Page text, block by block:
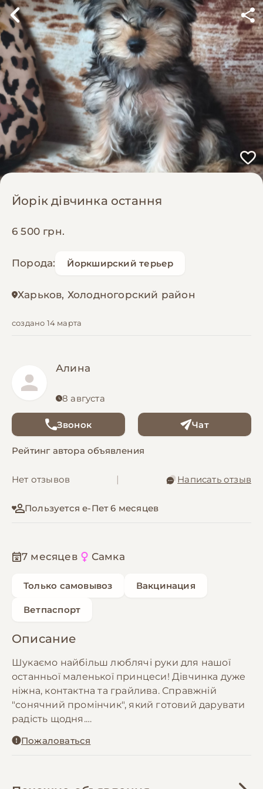
Йорік дівчинка остання
6 500 грн.
Порода: Йоркширский терьер
Харьков, Холодногорский район
создано 14 марта
Алина
8 августа
Звонок Чат
Рейтинг автора объявления
Нет отзывов Написать отзыв
Пользуется е-Пет 6 месяцев
7 месяцев Самка
Только самовывоз Вакцинация
Ветпаспорт
Описание
Шукаємо найбільш люблячі руки для нашої
останньої маленької принцеси! Дівчинка дуже
ніжна, контактна та грайлива. Справжній
"сонячний промінчик", який готовий дарувати
радість щодня.
​Дата народження: 29.11.2025.
Пожаловаться